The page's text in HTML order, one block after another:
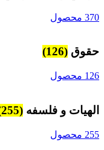
370 محصول
حقوق (126)
126 محصول
الهیات و فلسفه (255)
255 محصول